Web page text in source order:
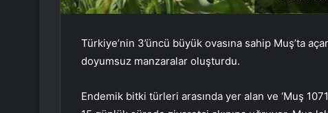
Türkiye’nin 3’üncü büyük ovasına sahip Muş’ta
doyumsuz manzaralar oluşturdu.
Endemik bitki türleri arasında yer alan ve ‘Muş